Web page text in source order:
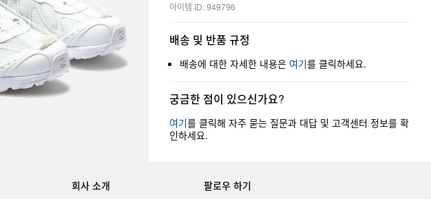
아이템 ID: 949796
배송 및 반품 규정
배송에 대한 자세한 내용은 여기를 클릭하세요.
궁금한 점이 있으신가요?
여기를 클릭해 자주 묻는 질문과 대답 및 고객센터 정보를 확
인하세요.
회사 소개
팔로우 하기